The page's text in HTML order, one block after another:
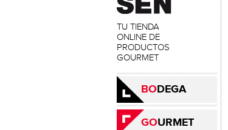
TU TIENDA
ONLINE DE
PRODUCTOS
GOURMET
BODEGA
GOURMET